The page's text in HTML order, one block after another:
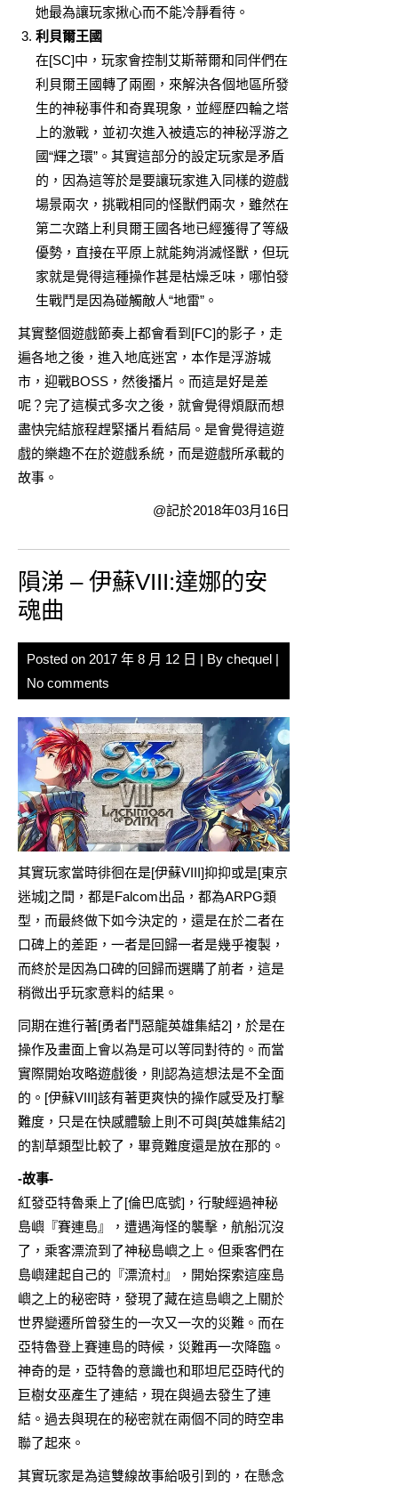
她最為讓玩家揪心而不能冷靜看待。
利貝爾王國
在[SC]中，玩家會控制艾斯蒂爾和同伴們在
利貝爾王國轉了兩圈，來解決各個地區所發
生的神秘事件和奇異現象，並經歷四輪之塔
上的激戰，並初次進入被遺忘的神秘浮游之
國“輝之環”。其實這部分的設定玩家是矛盾
的，因為這等於是要讓玩家進入同樣的遊戲
場景兩次，挑戰相同的怪獸們兩次，雖然在
第二次踏上利貝爾王國各地已經獲得了等級
優勢，直接在平原上就能夠消滅怪獸，但玩
家就是覺得這種操作甚是枯燥乏味，哪怕發
生戰鬥是因為碰觸敵人“地雷”。
其實整個遊戲節奏上都會看到[FC]的影子，走
遍各地之後，進入地底迷宮，本作是浮游城
市，迎戰BOSS，然後播片。而這是好是差
呢？完了這模式多次之後，就會覺得煩厭而想
盡快完結旅程趕緊播片看結局。是會覺得這遊
戲的樂趣不在於遊戲系統，而是遊戲所承載的
故事。
@記於2018年03月16日
隕涕 – 伊蘇VIII:達娜的安
魂曲
Posted on 2017 年 8 月 12 日 | By chequel
No comments
其實玩家當時徘徊在是[伊蘇VIII]抑抑或是[東京
迷城]之間，都是Falcom出品，都為ARPG類
型，而最終做下如今決定的，還是在於二者在
口碑上的差距，一者是回歸一者是幾乎複製，
而終於是因為口碑的回歸而選購了前者，這是
稍微出乎玩家意料的結果。
同期在進行著[勇者鬥惡龍英雄集結2]，於是在
操作及畫面上會以為是可以等同對待的。而當
實際開始攻略遊戲後，則認為這想法是不全面
的。[伊蘇VIII]該有著更爽快的操作感受及打擊
難度，只是在快感體驗上則不可與[英雄集結2]
的割草類型比較了，畢竟難度還是放在那的。
-故事-
紅發亞特魯乘上了[倫巴底號]，行駛經過神秘
島嶼『賽連島』，遭遇海怪的襲擊，航船沉沒
了，乘客漂流到了神秘島嶼之上。但乘客們在
島嶼建起自己的『漂流村』，開始探索這座島
嶼之上的秘密時，發現了藏在這島嶼之上關於
世界變遷所曾發生的一次又一次的災難。而在
亞特魯登上賽連島的時候，災難再一次降臨。
神奇的是，亞特魯的意識也和耶坦尼亞時代的
巨樹女巫產生了連結，現在與過去發生了連
結。過去與現在的秘密就在兩個不同的時空串
聯了起來。
其實玩家是為這雙線故事給吸引到的，在懸念